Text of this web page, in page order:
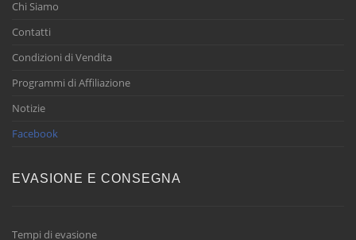
Chi Siamo
Contatti
Condizioni di Vendita
Programmi di Affiliazione
Notizie
Facebook
EVASIONE E CONSEGNA
Tempi di evasione